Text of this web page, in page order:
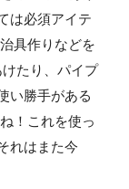
は必須アイテ
具作りなどを
たり、パイプ
い勝手がある
！これを使っ
れはまた今